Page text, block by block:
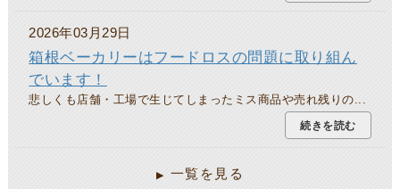
2026年03月29日
箱根ベーカリーはフードロスの問題に取り組ん
でいます！
悲しくも店舗・工場で生じてしまったミス商品や売れ残りの...
続きを読む
一覧を見る